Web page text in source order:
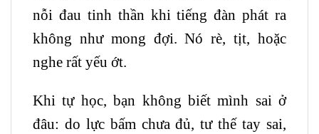
nỗi đau tinh thần khi tiếng đàn phát ra
không như mong đợi. Nó rè, tịt, hoặc
nghe rất yếu ớt.
Khi tự học, bạn không biết mình sai ở
đâu: do lực bấm chưa đủ, tư thế tay sai,